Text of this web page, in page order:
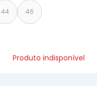
44 46
Produto indisponível